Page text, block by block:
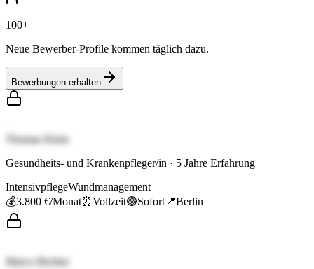
100+
Neue Bewerber-Profile kommen täglich dazu.
Bewerbungen erhalten
Thomas Klein
Gesundheits- und Krankenpfleger/in · 5 Jahre Erfahrung
IntensivpflegeWundmanagement
💰3.800 €/Monat⏰Vollzeit🟢Sofort 📍Berlin
Marco Richter